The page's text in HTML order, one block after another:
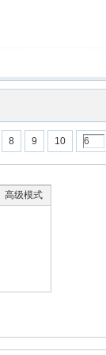
8 9 10
高级模式